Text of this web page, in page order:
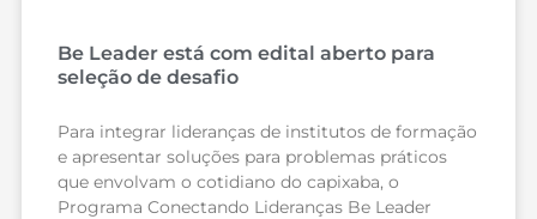
Be Leader está com edital aberto para
seleção de desafio
Para integrar lideranças de institutos de formação
e apresentar soluções para problemas práticos
que envolvam o cotidiano do capixaba, o
Programa Conectando Lideranças Be Leader